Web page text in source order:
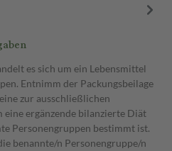
es sich um ein Lebensmittel
Entnimm der Packungsbeilage
zur ausschließlichen
ergänzende bilanzierte Diät
Personengruppen bestimmt ist.
benannte/n Personengruppe/n